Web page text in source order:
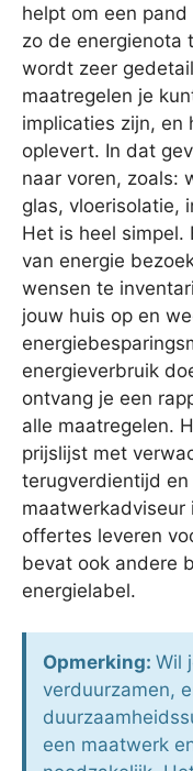
helpt om een
zo de energienota
wordt zeer
maatregelen je
implicaties zijn, en
oplevert. In dat
naar voren, zoals:
glas, vloerisolatie,
Het is heel simpel.
van energie
wensen te
jouw huis op en
energieverbruik
ontvang je een
alle maatregelen.
prijslijst met
terugverdientijd
offertes leveren
bevat ook andere
energielabel.
Opmerking: Wil
verduurzamen,
een maatwerk